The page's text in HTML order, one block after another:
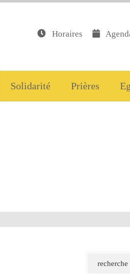
Horaires
Solidarité Prières
recherche